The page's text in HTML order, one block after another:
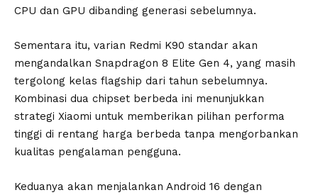
CPU dan GPU dibanding generasi sebelumnya.
Sementara itu, varian Redmi K90 standar akan
mengandalkan Snapdragon 8 Elite Gen 4, yang masih
tergolong kelas flagship dari tahun sebelumnya.
Kombinasi dua chipset berbeda ini menunjukkan
strategi Xiaomi untuk memberikan pilihan performa
tinggi di rentang harga berbeda tanpa mengorbankan
kualitas pengalaman pengguna.
Keduanya akan menjalankan Android 16 dengan